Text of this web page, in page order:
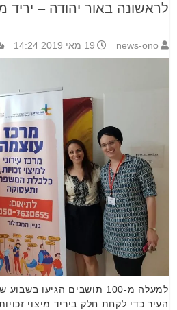
לראשונה באור יהודה – יריד
news-ono 19 מאי 2019 14:24
למעלה מ-100 תושבים הגיעו
העיר כדי לקחת חלק ביריד מיצוי